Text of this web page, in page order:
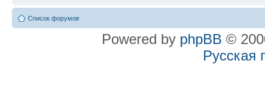
Список форумов
Powered by phpBB ©
Русская